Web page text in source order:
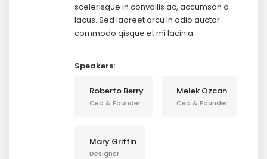
scelerisque in convallis ac, accumsan a
lacus. Sed laoreet arcu in odio auctor
commodo qisque et mi lacinia.
Speakers:
Roberto Berry
Ceo & Founder
Melek Ozcan
Ceo & Founder
Mary Griffin
Designer